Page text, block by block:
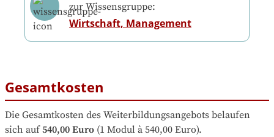
zur Wissensgruppe:
Wirtschaft, Management
Gesamtkosten
Die Gesamtkosten des Weiterbildungsangebots belaufen
sich auf 540,00 Euro (1 Modul à 540,00 Euro).